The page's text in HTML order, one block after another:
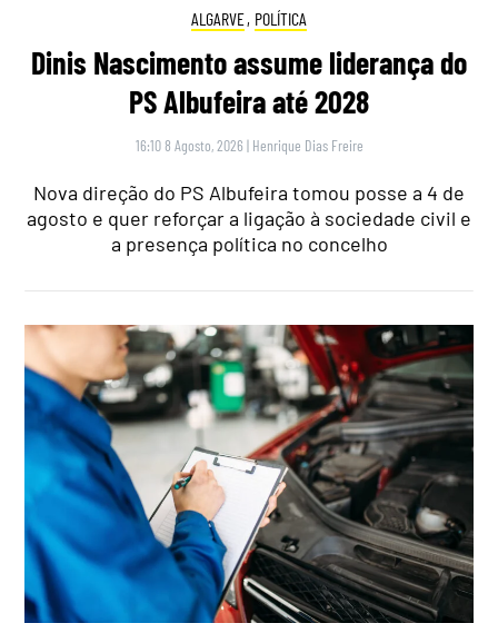
ALGARVE, POLÍTICA
Dinis Nascimento assume liderança do
PS Albufeira até 2028
16:10 8 Agosto, 2026 | Henrique Dias Freire
Nova direção do PS Albufeira tomou posse a 4 de
agosto e quer reforçar a ligação à sociedade civil e
a presença política no concelho